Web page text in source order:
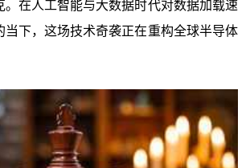
。在人工智能与大数据时代对数据加载速
当下，这场技术奇袭正在重构全球半导体